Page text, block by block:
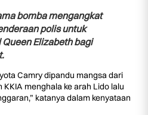
bomba mengangkat
polis untuk
Elizabeth bagi
Camry dipandu mangsa dari
menghala ke arah Lido lalu
katanya dalam kenyataan